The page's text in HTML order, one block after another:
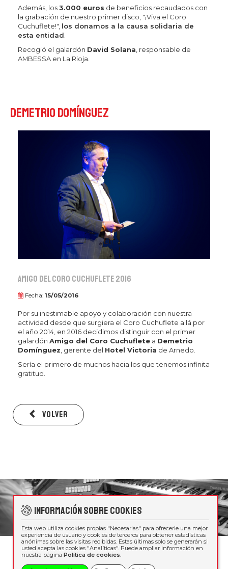
Además, los3.000 euros de beneficios recaudados con
la grabación de nuestro primer disco, "¡Viva el Coro
Cuchuflete!", los donamos a la causa solidaria de
esta entidad
Recogió el galardón David Solana , responsable de
AMBESSA en La Rioja.
Demetrio Domínguez
Amigo del Coro Cuchuflete 2016
Fecha: 15/05/2016
Por su inestimable apoyo y colaboración con nuestra
actividad desde que surgiera el Coro Cuchuflete allá por
el año 2014, en 2016 decidimos distinguir con el primer
galardón Amigo del Coro Cuchuflete a Demetrio
Domínguez , gerente del Hotel Victoria de Arnedo.
Sería el primero de muchos hacia los que tenemos infinita
gratitud.
Volver
Información sobre cookies
Esta web utiliza cookies propias "Necesarias" para ofrecerle una mejor
experiencia de usuario y cookies de terceros para obtener estadísticas
anónimas sobre las visitas recibidas. Estas últimas solo se generarán si
usted acepta las cookies "Analíticas". Puede ampliar información en
nuestra página Política de cookies.